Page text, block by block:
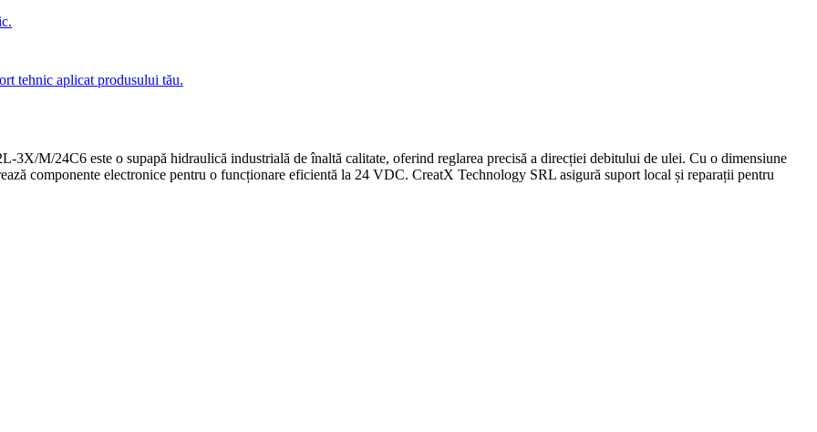
tehnic aplicat produsului tău.
M/24C6 este o supapă hidraulică industrială de înaltă calitate, oferind reglarea precisă a direcției debitului de ulei. Cu o dimensiune
componente electronice pentru o funcționare eficientă la 24 VDC. CreatX Technology SRL asigură suport local și reparații pentru